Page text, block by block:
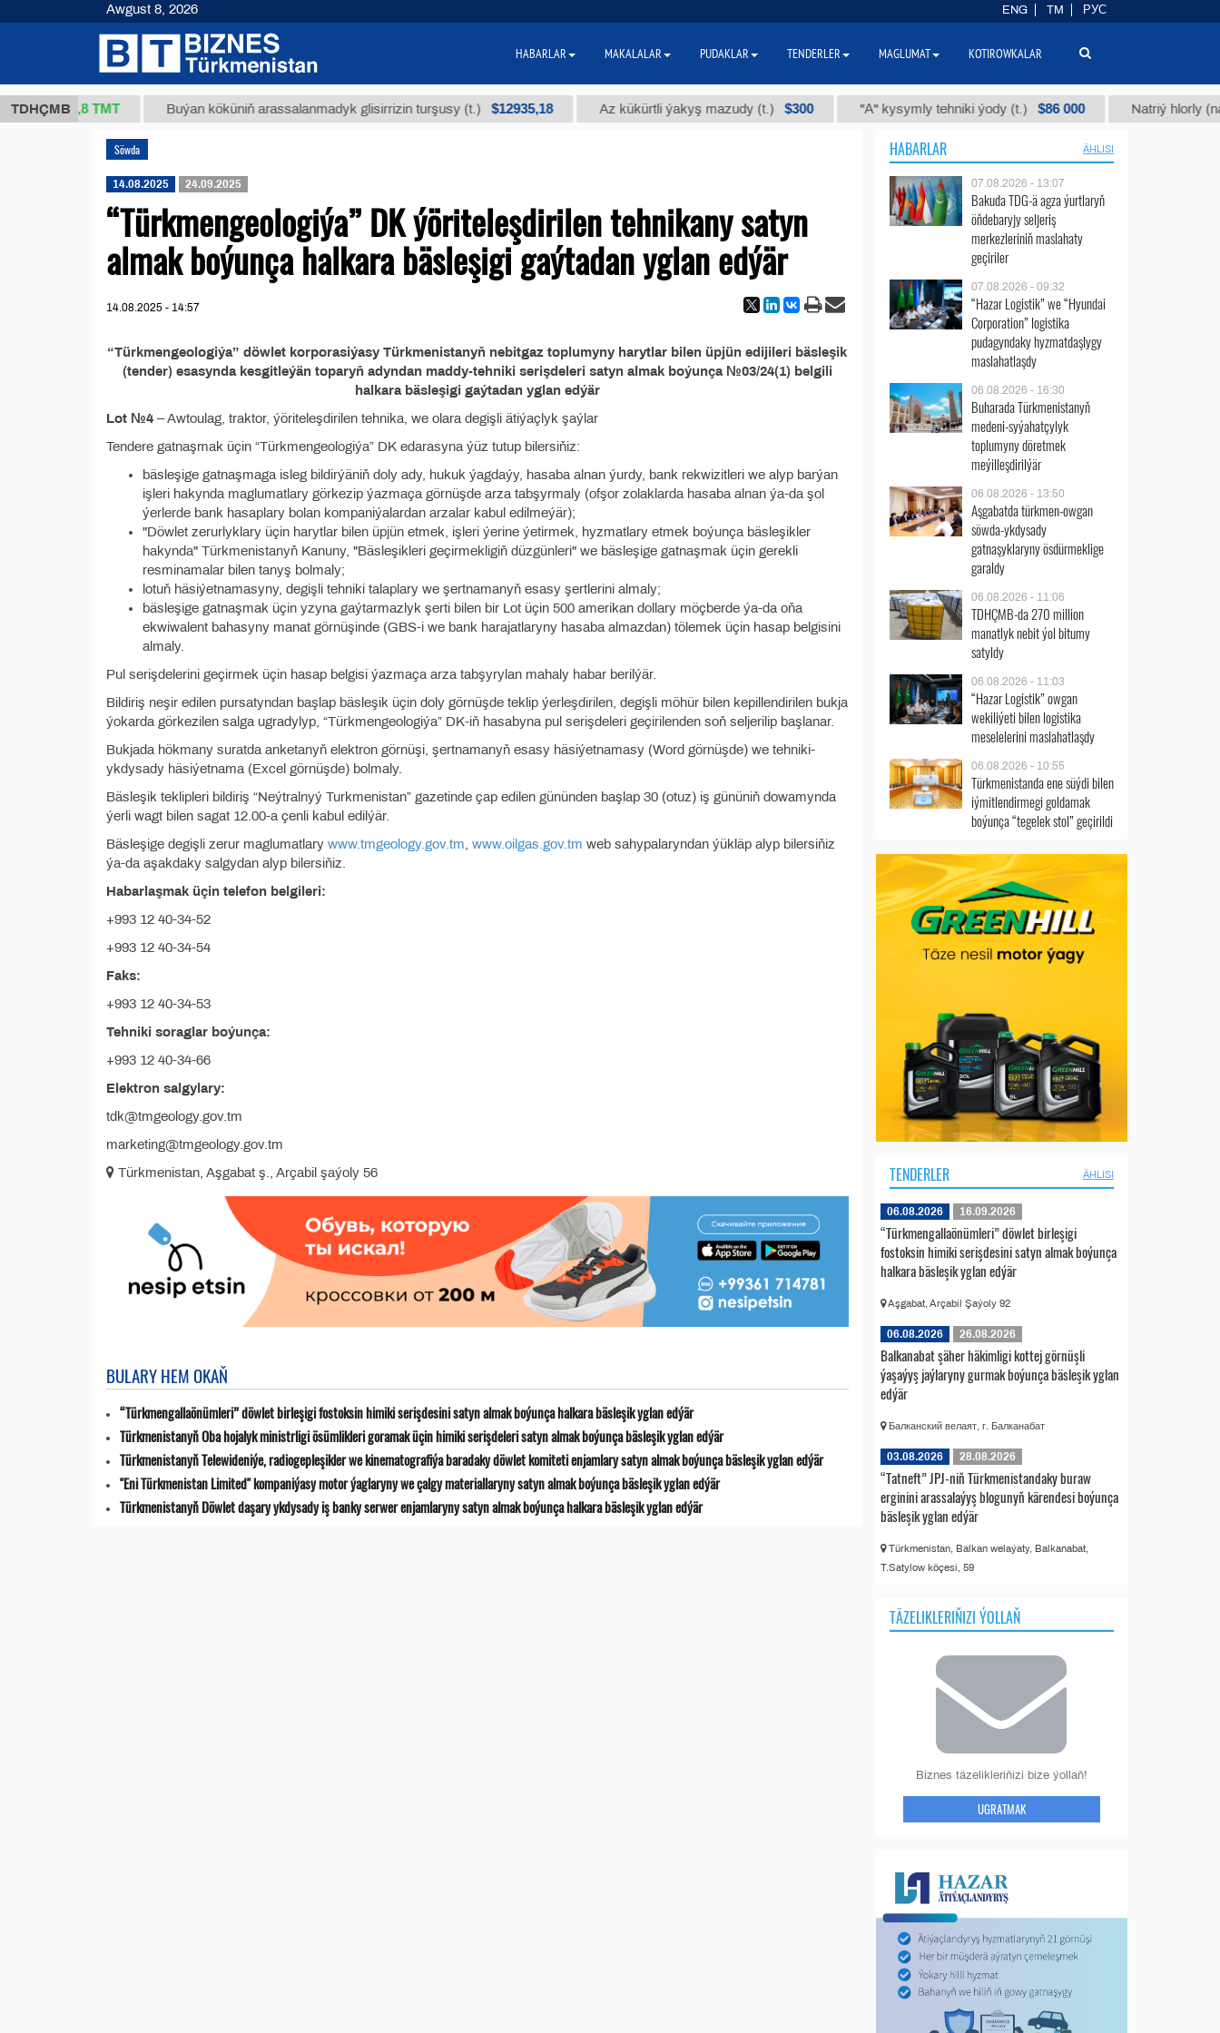
TDHÇMB
37,8 ТМТ Buýan köküniň arassalanmadyk glisirrizin turşusy (t.) $12935,18 Az kükürtli ýakyş mazudy (t.) $300 "А" kysymly tehniki ýody (t.) $86 000 Natriý hlorly (nahar
Söwda
14.08.2025 24.09.2025
“Türkmengeologiýa” DK ýöriteleşdirilen tehnikany satyn
almak boýunça halkara bäsleşigi gaýtadan yglan edýär
14.08.2025 - 14:57
“Türkmengeologiýa” döwlet korporasiýasy Türkmenistanyň nebitgaz toplumyny harytlar bilen üpjün edijileri bäsleşik
(tender) esasynda kesgitleýän toparyň adyndan maddy-tehniki serişdeleri satyn almak boýunça №03/24(1) belgili
halkara bäsleşigi gaýtadan yglan edýär
Lot №4 – Awtoulag, traktor, ýöriteleşdirilen tehnika, we olara degişli ätiýaçlyk şaýlar
Tendere gatnaşmak üçin “Türkmengeologiýa” DK edarasyna ýüz tutup bilersiňiz:
bäsleşige gatnaşmaga isleg bildirýäniň doly ady, hukuk ýagdaýy, hasaba alnan ýurdy, bank rekwizitleri we alyp barýan
işleri hakynda maglumatlary görkezip ýazmaça görnüşde arza tabşyrmaly (ofşor zolaklarda hasaba alnan ýa-da şol
ýerlerde bank hasaplary bolan kompaniýalardan arzalar kabul edilmeýär);
"Döwlet zerurlyklary üçin harytlar bilen üpjün etmek, işleri ýerine ýetirmek, hyzmatlary etmek boýunça bäsleşikler
hakynda" Türkmenistanyň Kanuny, "Bäsleşikleri geçirmekligiň düzgünleri" we bäsleşige gatnaşmak üçin gerekli
resminamalar bilen tanyş bolmaly;
lotuň häsiýetnamasyny, degişli tehniki talaplary we şertnamanyň esasy şertlerini almaly;
bäsleşige gatnaşmak üçin yzyna gaýtarmazlyk şerti bilen bir Lot üçin 500 amerikan dollary möçberde ýa-da oňa
ekwiwalent bahasyny manat görnüşinde (GBS-i we bank harajatlaryny hasaba almazdan) tölemek üçin hasap belgisini
almaly.
Pul serişdelerini geçirmek üçin hasap belgisi ýazmaça arza tabşyrylan mahaly habar berilýär.
Bildiriş neşir edilen pursatyndan başlap bäsleşik üçin doly görnüşde teklip ýerleşdirilen, degişli möhür bilen kepillendirilen bukja
ýokarda görkezilen salga ugradylyp, “Türkmengeologiýa” DK-iň hasabyna pul serişdeleri geçirilenden soň seljerilip başlanar.
Bukjada hökmany suratda anketanyň elektron görnüşi, şertnamanyň esasy häsiýetnamasy (Word görnüşde) we tehniki-
ykdysady häsiýetnama (Excel görnüşde) bolmaly.
Bäsleşik teklipleri bildiriş “Neýtralnyý Turkmenistan” gazetinde çap edilen gününden başlap 30 (otuz) iş gününiň dowamynda
ýerli wagt bilen sagat 12.00-a çenli kabul edilýär.
Bäsleşige degişli zerur maglumatlary www.tmgeology.gov.tm www.oilgas.gov.tm web sahypalaryndan ýükläp alyp bilersiňiz
ýa-da aşakdaky salgydan alyp bilersiňiz.
Habarlaşmak üçin telefon belgileri:
+993 12 40-34-52
+993 12 40-34-54
Faks:
+993 12 40-34-53
Tehniki soraglar boýunça:
+993 12 40-34-66
Elektron salgylary:
tdk@tmgeology.gov.tm
marketing@tmgeology.gov.tm
Türkmenistan, Aşgabat ş., Arçabil şaýoly 56
BULARY HEM OKAŇ
“Türkmengallaönümleri” döwlet birleşigi fostoksin himiki serişdesini satyn almak boýunça halkara bäsleşik yglan edýär
Türkmenistanyň Oba hojalyk ministrligi ösümlikleri goramak üçin himiki serişdeleri satyn almak boýunça bäsleşik yglan edýär
Türkmenistanyň Telewideniýe, radio­gepleşikler we kinematografiýa baradaky döwlet komiteti enjamlary satyn almak boýunça bäsleşik yglan edýär
"Eni Türkmenistan Limited" kompaniýasy motor ýaglaryny we çalgy materiallaryny satyn almak boýunça bäsleşik yglan edýär
Türkmenistanyň Döwlet daşary ykdysady iş banky serwer enjamlaryny satyn almak boýunça halkara bäsleşik yglan edýär
HABARLAR ÄHLISI
07.08.2026 - 13:07
Bakuda TDG-ä agza ýurtlaryň
öňdebaryjy seljeriş
merkezleriniň maslahaty
geçiriler
07.08.2026 - 09:32
“Hazar Logistik” we “Hyundai
Corporation” logistika
pudagyndaky hyzmatdaşlygy
maslahatlaşdy
06.08.2026 - 16:30
Buharada Türkmenistanyň
medeni-syýahatçylyk
toplumyny döretmek
meýilleşdirilýär
06.08.2026 - 13:50
Aşgabatda türkmen-owgan
söwda-ykdysady
gatnaşyklaryny ösdürmeklige
garaldy
06.08.2026 - 11:06
TDHÇMB-da 270 million
manatlyk nebit ýol bitumy
satyldy
06.08.2026 - 11:03
“Hazar Logistik” owgan
wekiliýeti bilen logistika
meselelerini maslahatlaşdy
06.08.2026 - 10:55
Türkmenistanda ene süýdi bilen
iýmitlendirmegi goldamak
boýunça “tegelek stol” geçirildi
TENDERLER ÄHLISI
06.08.2026 16.09.2026
“Türkmengallaönümleri” döwlet birleşigi
fostoksin himiki serişdesini satyn almak boýunça
halkara bäsleşik yglan edýär
Aşgabat, Arçabil Şaýoly 92
06.08.2026 26.08.2026
Balkanabat şäher häkimligi kottej görnüşli
ýaşaýyş jaýlaryny gurmak boýunça bäsleşik yglan
edýär
Балканский велаят, г. Балканабат
03.08.2026 28.08.2026
“Tatneft” JPJ-niň Türkmenistandaky buraw
erginini arassalaýyş blogunyň kärendesi boýunça
bäsleşik yglan edýär
Türkmenistan, Balkan welaýaty, Balkanabat,
T.Satylow köçesi, 59
TÄZELIKLERIŇIZI ÝOLLAŇ
Biznes täzelikleriňizi bize ýollaň!
UGRATMAK
Awgust 8, 2026 ENG TM РУС
HABARLAR MAKALALAR PUDAKLAR TENDERLER MAGLUMAT KOTIROWKALAR